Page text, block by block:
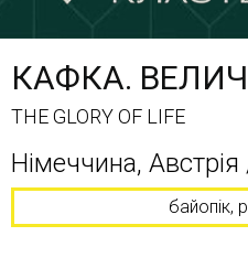
КАФКА.
THE GLORY OF LIFE
Німеччина,
байопік,